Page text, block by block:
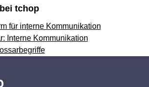
tchop
für interne Kommunikation
Interne Kommunikation